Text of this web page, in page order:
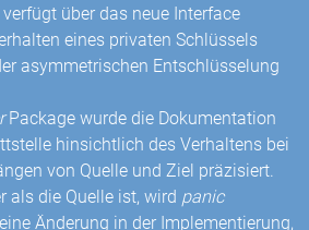
über das neue Interface
eines privaten Schlüssels
asymmetrischen Entschlüsselung
Package wurde die Dokumentation
hinsichtlich des Verhaltens bei
von Quelle und Ziel präzisiert.
als die Quelle ist, wird panic
Änderung in der Implementierung,